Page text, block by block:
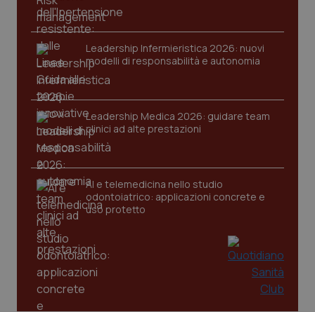
Leadership Infermieristica 2026: nuovi
modelli di responsabilità e autonomia
Leadership Medica 2026: guidare team
clinici ad alte prestazioni
AI e telemedicina nello studio
odontoiatrico: applicazioni concrete e
uso protetto
tracking-sites-ironfish-
tracking-enable
www.quotidianosanita.it
tracking-sites-ironfish-
session-id
www.quotidianosanita.it
_ga